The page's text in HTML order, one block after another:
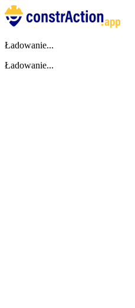
Ładowanie...
Ładowanie...